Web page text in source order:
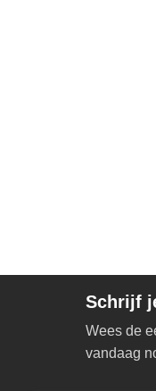
Schrijf
Wees de
vandaag